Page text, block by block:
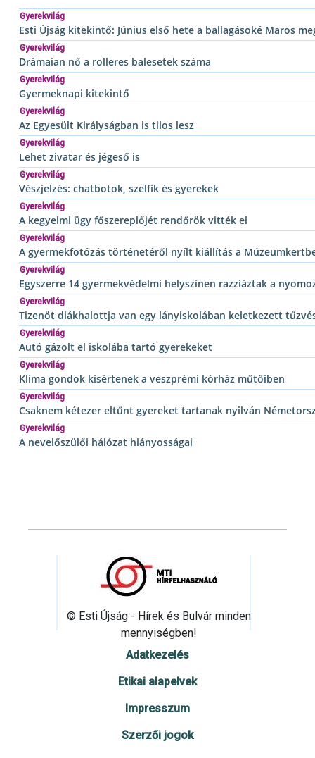
Gyerekvilág
Esti Újság kitekintő: Június első hete a ballagásoké Maros
Gyerekvilág
Drámaian nő a rolleres balesetek száma
Gyerekvilág
Gyermeknapi kitekintő
Gyerekvilág
Az Egyesült Királyságban is tilos lesz
Gyerekvilág
Lehet zivatar és jégeső is
Gyerekvilág
Vészjelzés: chatbotok, szelfik és gyerekek
Gyerekvilág
A kegyelmi ügy főszereplőjét rendőrök vitték el
Gyerekvilág
A gyermekfotózás történetéről nyílt kiállítás a
Gyerekvilág
Egyszerre 14 gyermekvédelmi helyszínen razziáztak a
Gyerekvilág
Tizenöt diákhalottja van egy lányiskolában keletkezett
Gyerekvilág
Autó gázolt el iskolába tartó gyerekeket
Gyerekvilág
Klíma gondok kísértenek a veszprémi kórház műtőiben
Gyerekvilág
Csaknem kétezer eltűnt gyereket tartanak nyilván
Gyerekvilág
A nevelőszülői hálózat hiányosságai
© Esti Újság - Hírek és Bulvár minden
mennyiségben!
Adatkezelés
Etikai alapelvek
Impresszum
Szerzői jogok